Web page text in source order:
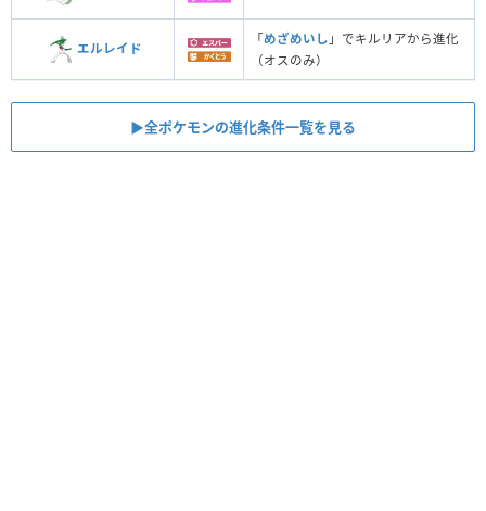
エルレイド
「めざめいし 」でキルリアから進化
（オスのみ）
▶︎全ポケモンの進化条件一覧を見る